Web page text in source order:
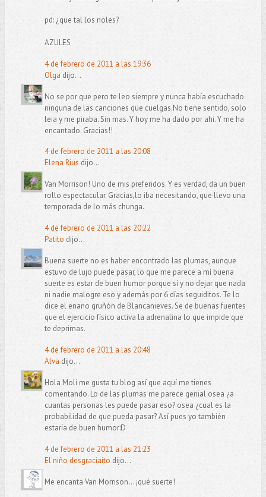
pd: ¿que tal los noles?
AZULES
4 de febrero de 2011 a las 19:36
Olga dijo...
No se por que pero te leo siempre y nunca había escuchado
ninguna de las canciones que cuelgas.No tiene sentido, solo
leia y me piraba. Sin mas. Y hoy me ha dado por ahi. Y me ha
encantado. Gracias!!
4 de febrero de 2011 a las 20:08
Elena Rius dijo...
Van Morrison! Uno de mis preferidos. Y es verdad, da un buen
rollo espectacular. Gracias,lo iba necesitando, que llevo una
temporada de lo más chunga.
4 de febrero de 2011 a las 20:22
Patito dijo...
Buena suerte no es haber encontrado las plumas, aunque
estuvo de lujo puede pasar, lo que me parece a mí buena
suerte es estar de buen humor porque sí y no dejar que nada
ni nadie malogre eso y además por 6 días seguiditos. Te lo
dice el enano gruñón de Blancanieves. Se de buenas fuentes
que el ejercicio físico activa la adrenalina lo que impide que
te deprimas.
4 de febrero de 2011 a las 20:48
Alva dijo...
Hola Moli me gusta tu blog así que aquí me tienes
comentando. Lo de las plumas me parece genial osea ¿a
cuantas personas les puede pasar eso? osea ¿cual es la
probabilidad de que pueda pasar? Así pues yo también
estaría de buen humor:D
4 de febrero de 2011 a las 21:23
El niño desgraciaíto dijo...
Me encanta Van Morrison... ¡qué suerte!